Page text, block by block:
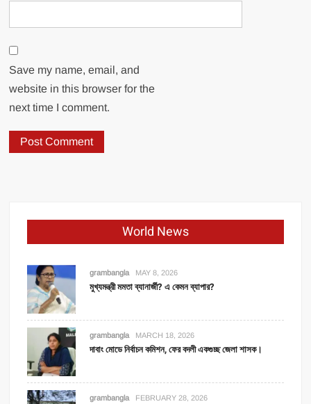
Save my name, email, and
website in this browser for the
next time I comment.
World News
grambangla MAY 8, 2026
মুখ্যমন্ত্রী মমতা ব্যানার্জী? এ কেমন ব্যাপার?
grambangla MARCH 18, 2026
দাবাং মোডে নির্বাচন কমিশন, ফের বদলী একগুচ্ছ জেলা শাসক।
grambangla FEBRUARY 28, 2026